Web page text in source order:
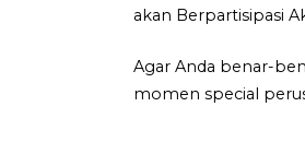
akan Berpartisipasi
Agar Anda benar-
momen special